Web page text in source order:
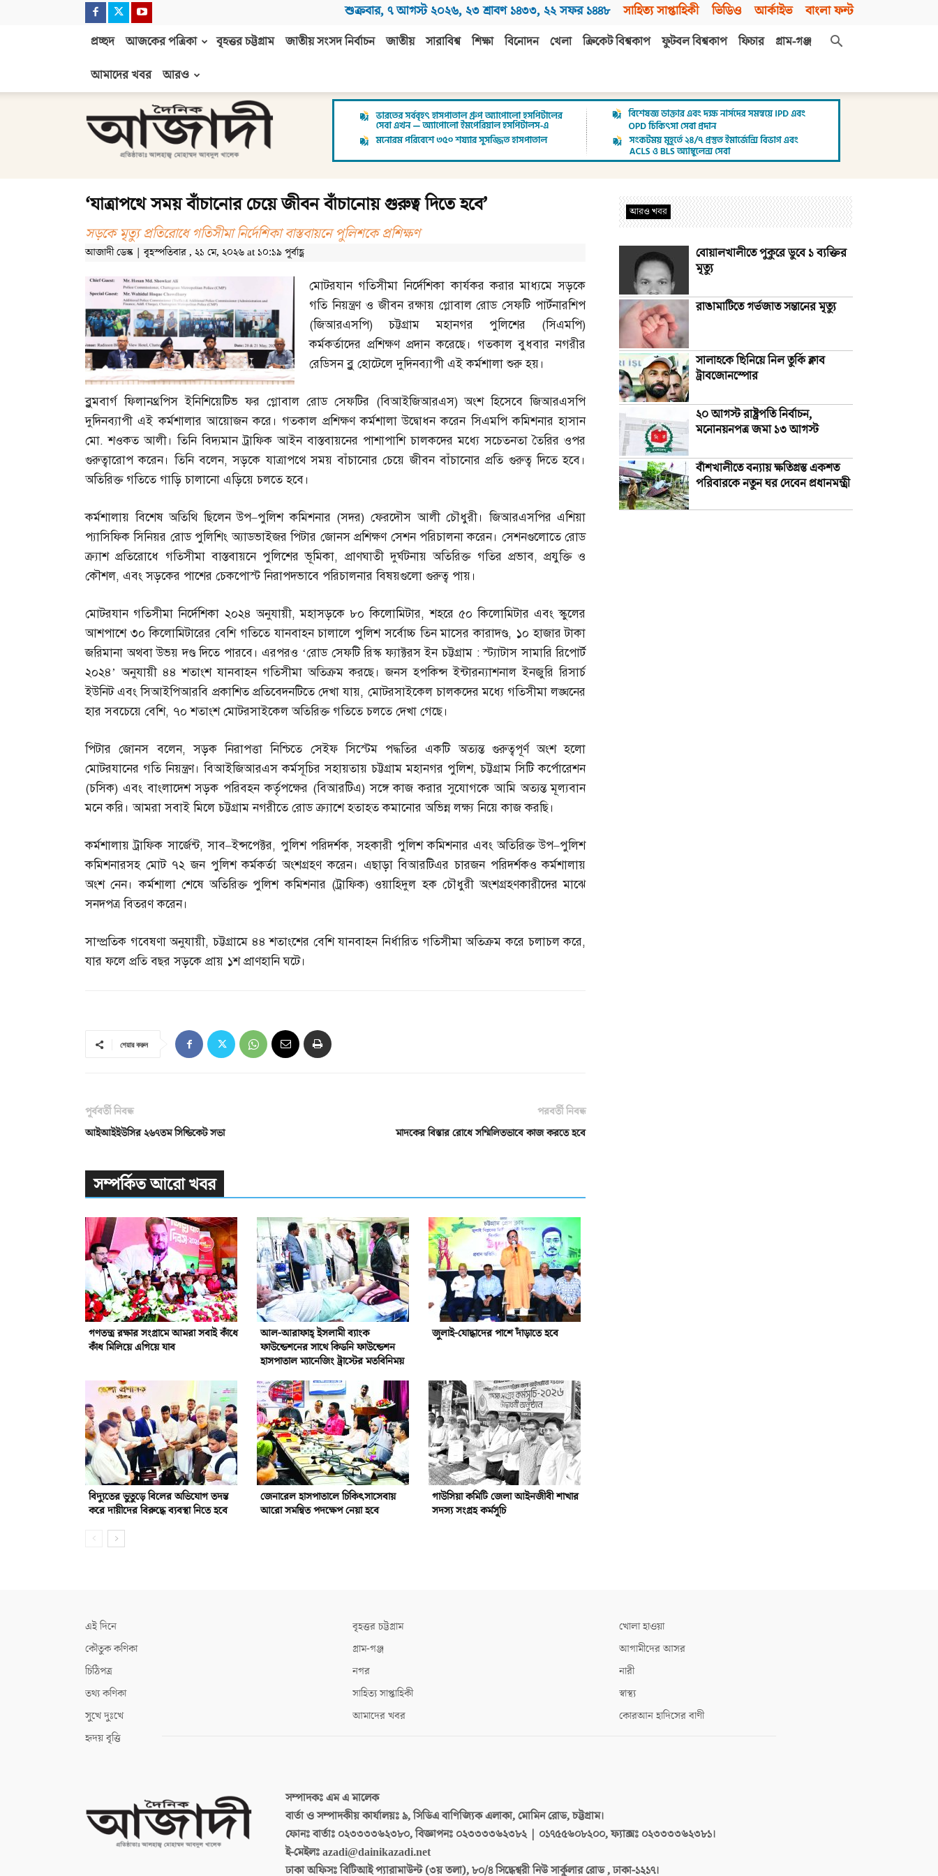
শুক্রবার, ৭ আগস্ট ২০২৬, ২৩ শ্রাবণ ১৪৩৩, ২২ সফর ১৪৪৮ সাহিত্য সাপ্তাহিকী ভিডিও আর্কাইভ বাংলা ফন্ট
প্রচ্ছদ আজকের পত্রিকা বৃহত্তর চট্টগ্রাম জাতীয় সংসদ নির্বাচন জাতীয় সারাবিশ্ব শিক্ষা বিনোদন খেলা ক্রিকেট বিশ্বকাপ ফুটবল বিশ্বকাপ ফিচার
গ্রাম-গঞ্জ
আমাদের খবর
আরও
আজাদী
‘যাত্রাপথে সময় বাঁচানোর চেয়ে জীবন বাঁচানোয় গুরুত্ব দিতে হবে’
সড়কে মৃত্যু প্রতিরোধে গতিসীমা নির্দেশিকা বাস্তবায়নে পুলিশকে প্রশিক্ষণ
আজাদী ডেস্ক | বৃহস্পতিবার , ২১ মে, ২০২৬ at ১০:১৯ পূর্বাহ্ণ
মোটরযান গতিসীমা নির্দেশিকা কার্যকর করার মাধ্যমে সড়কে
গতি নিয়ন্ত্রণ ও জীবন রক্ষায় গ্লোবাল রোড সেফটি পার্টনারশিপ
(জিআরএসপি)চট্টগ্রাম মহানগর পুলিশের (সিএমপি)
কর্মকর্তাদের প্রশিক্ষণ প্রদান করেছে। গতকাল বুধবার নগরীর
রেডিসন ব্লু হোটেলে দুদিনব্যাপী এই কর্মশালা শুরু হয়।
ব্লুমবার্গ ফিলানথ্রপিস ইনিশিয়েটিভ ফর গ্লোবাল রোড সেফটির (বিআইজিআরএস)অংশ হিসেবে জিআরএসপি
দুদিনব্যাপী এই কর্মশালার আয়োজন করে। গতকাল প্রশিক্ষণ কর্মশালা উদ্বোধন করেন সিএমপি কমিশনার হাসান
মো.শওকত আলী। তিনি বিদ্যমান ট্রাফিক আইন বাস্তবায়নের পাশাপাশি চালকদের মধ্যে সচেতনতা তৈরির ওপর
গুরুত্বারোপ করেন। তিনি বলেন,সড়কে যাত্রাপথে সময় বাঁচানোর চেয়ে জীবন বাঁচানোর প্রতি গুরুত্ব দিতে হবে।
অতিরিক্ত গতিতে গাড়ি চালানো এড়িয়ে চলতে হবে।
কর্মশালায় বিশেষ অতিথি ছিলেন উপ–পুলিশ কমিশনার (সদর)ফেরদৌস আলী চৌধুরী। জিআরএসপির এশিয়া
প্যাসিফিক সিনিয়র রোড পুলিশিং অ্যাডভাইজর পিটার জোনস প্রশিক্ষণ সেশন পরিচালনা করেন। সেশনগুলোতে রোড
ক্র্যাশ প্রতিরোধে গতিসীমা বাস্তবায়নে পুলিশের ভূমিকা, প্রাণঘাতী দুর্ঘটনায় অতিরিক্ত গতির প্রভাব,প্রযুক্তি ও
কৌশল, এবং সড়কের পাশের চেকপোস্ট নিরাপদভাবে পরিচালনার বিষয়গুলো গুরুত্ব পায়।
মোটরযান গতিসীমা নির্দেশিকা ২০২৪ অনুযায়ী,মহাসড়কে ৮০ কিলোমিটার,শহরে ৫০ কিলোমিটার এবং স্কুলের
আশপাশে ৩০ কিলোমিটারের বেশি গতিতে যানবাহন চালালে পুলিশ সর্বোচ্চ তিন মাসের কারাদণ্ড, ১০ হাজার টাকা
জরিমানা অথবা উভয় দণ্ড দিতে পারবে। এরপরও ‘রোড সেফটি রিস্ক ফ্যাক্টরস ইন চট্টগ্রাম :স্ট্যাটাস সামারি রিপোর্ট
২০২৪’ অনুযায়ী ৪৪ শতাংশ যানবাহন গতিসীমা অতিক্রম করছে। জনস হপকিন্স ইন্টারন্যাশনাল ইনজুরি রিসার্চ
ইউনিট এবং সিআইপিআরবি প্রকাশিত প্রতিবেদনটিতে দেখা যায়, মোটরসাইকেল চালকদের মধ্যে গতিসীমা লঙ্ঘনের
হার সবচেয়ে বেশি, ৭০ শতাংশ মোটরসাইকেল অতিরিক্ত গতিতে চলতে দেখা গেছে।
পিটার জোনস বলেন,সড়ক নিরাপত্তা নিশ্চিতে সেইফ সিস্টেম পদ্ধতির একটি অত্যন্ত গুরুত্বপূর্ণ অংশ হলো
মোটরযানের গতি নিয়ন্ত্রণ। বিআইজিআরএস কর্মসূচির সহায়তায় চট্টগ্রাম মহানগর পুলিশ,চট্টগ্রাম সিটি কর্পোরেশন
(চসিক) এবং বাংলাদেশ সড়ক পরিবহন কর্তৃপক্ষের (বিআরটিএ)সঙ্গে কাজ করার সুযোগকে আমি অত্যন্ত মূল্যবান
মনে করি। আমরা সবাই মিলে চট্টগ্রাম নগরীতে রোড ক্র্যাশে হতাহত কমানোর অভিন্ন লক্ষ্য নিয়ে কাজ করছি।
কর্মশালায় ট্রাফিক সার্জেন্ট,সাব–ইন্সপেক্টর, পুলিশ পরিদর্শক,সহকারী পুলিশ কমিশনার এবং অতিরিক্ত উপ–পুলিশ
কমিশনারসহ মোট ৭২ জন পুলিশ কর্মকর্তা অংশগ্রহণ করেন। এছাড়া বিআরটিএর চারজন পরিদর্শকও কর্মশালায়
অংশ নেন। কর্মশালা শেষে অতিরিক্ত পুলিশ কমিশনার (ট্রাফিক)ওয়াহিদুল হক চৌধুরী অংশগ্রহণকারীদের মাঝে
সনদপত্র বিতরণ করেন।
সাম্প্রতিক গবেষণা অনুযায়ী,চট্টগ্রামে ৪৪ শতাংশের বেশি যানবাহন নির্ধারিত গতিসীমা অতিক্রম করে চলাচল করে,
যার ফলে প্রতি বছর সড়কে প্রায় ১শ প্রাণহানি ঘটে।
শেয়ার করুন
পূর্ববর্তী নিবন্ধ
আইআইইউসির ২৬৭তম সিন্ডিকেট সভা
পরবর্তী নিবন্ধ
মাদকের বিস্তার রোধে সম্মিলিতভাবে কাজ করতে হবে
সম্পর্কিত আরো খবর
গণতন্ত্র রক্ষার সংগ্রামে আমরা সবাই কাঁধে
কাঁধ মিলিয়ে এগিয়ে যাব
আল-আরাফাহ্‌ ইসলামী ব্যাংক
ফাউন্ডেশনের সাথে কিডনি ফাউন্ডেশন
হাসপাতাল ম্যানেজিং ট্রাস্টের মতবিনিময়
জুলাই-যোদ্ধাদের পাশে দাঁড়াতে হবে
বিদ্যুতের ভুতুড়ে বিলের অভিযোগ তদন্ত
করে দায়ীদের বিরুদ্ধে ব্যবস্থা নিতে হবে
জেনারেল হাসপাতালে চিকিৎসাসেবায়
আরো সমন্বিত পদক্ষেপ নেয়া হবে
গাউসিয়া কমিটি জেলা আইনজীবী শাখার
সদস্য সংগ্রহ কর্মসূচি
আরও খবর
বোয়ালখালীতে পুকুরে ডুবে ১ ব্যক্তির
মৃত্যু
রাঙামাটিতে গর্ভজাত সন্তানের মৃত্যু
সালাহকে ছিনিয়ে নিল তুর্কি ক্লাব
ট্রাবজোনস্পোর
২০ আগস্ট রাষ্ট্রপতি নির্বাচন,
মনোনয়নপত্র জমা ১৩ আগস্ট
বাঁশখালীতে বন্যায় ক্ষতিগ্রস্ত একশত
পরিবারকে নতুন ঘর দেবেন প্রধানমন্ত্রী
এই দিনে
কৌতুক কণিকা
চিঠিপত্র
তথ্য কণিকা
সুখে দুঃখে
হৃদয় বৃত্তি
বৃহত্তর চট্টগ্রাম
গ্রাম-গঞ্জ
নগর
সাহিত্য সাপ্তাহিকী
আমাদের খবর
খোলা হাওয়া
আগামীদের আসর
নারী
স্বাস্থ্য
কোরআন হাদিসের বাণী
সম্পাদকঃএম এ মালেক
বার্তা ও সম্পাদকীয় কার্যালয়ঃ৯, সিডিএ বাণিজ্যিক এলাকা, মোমিন রোড, চট্টগ্রাম।
ফোনঃ বার্তাঃ ০২৩৩৩৩৬২৩৮০, বিজ্ঞাপনঃ ০২৩৩৩৩৬২৩৮২ | ০১৭৫৫৬০৮২০০, ফ্যাক্সঃ ০২৩৩৩৩৬২৩৮১।
ই-মেইলঃazadi@dainikazadi.net
ঢাকা অফিসঃবিটিআই প্যারামাউন্ট (৩য় তলা), ৮০/৪ সিদ্ধেশ্বরী নিউ সার্কুলার রোড , ঢাকা-১২১৭।